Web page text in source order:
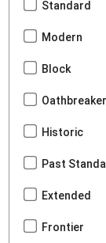
Standard
Modern
Block
Oathbreaker
Historic
Past
Extended
Frontier